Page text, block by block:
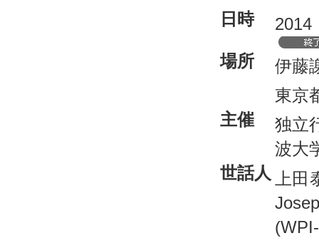
日時
場所
伊藤
東京
主催
独立
波大
世話人
上